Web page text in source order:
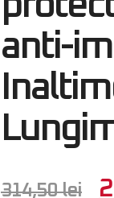
anti-
314,50lei